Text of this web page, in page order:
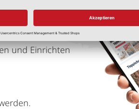
und Einrichten